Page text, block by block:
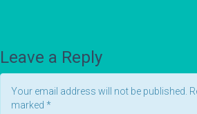
Leave a Reply
Your email address will not be published.
marked *